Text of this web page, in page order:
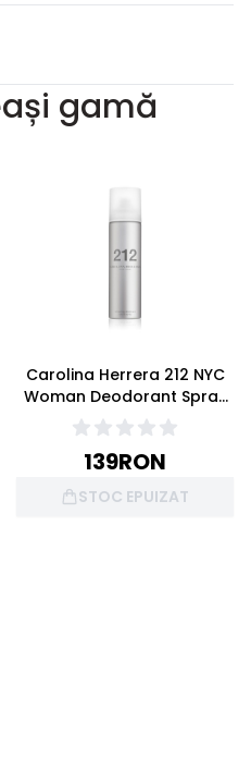
gamă
Carolina Herrera 212 NYC
Woman Deodorant Spray
150ml
139RON
STOC EPUIZAT